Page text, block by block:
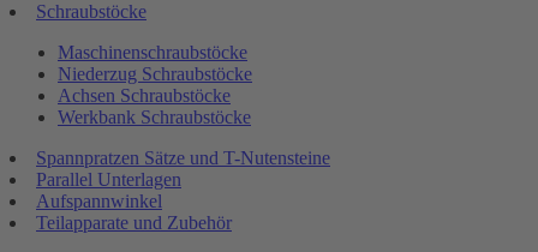
Schraubstöcke
Maschinenschraubstöcke
Niederzug Schraubstöcke
Achsen Schraubstöcke
Werkbank Schraubstöcke
Spannpratzen Sätze und T-Nutensteine
Parallel Unterlagen
Aufspannwinkel
Teilapparate und Zubehör